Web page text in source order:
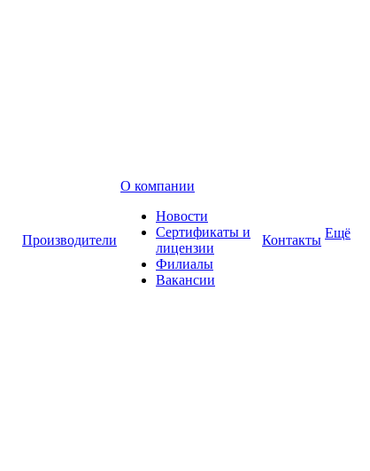
Производители
О компании
Новости
Сертификаты и
лицензии
Филиалы
Вакансии
Контакты Ещё